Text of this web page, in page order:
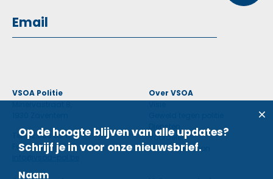
VSOA Politie
Tel: 02 660 59 11
Fax: 02 660 50 97
info@vsoa-pol.be
Over VSOA
Diensten
Voordelen
Contactpersoon
Op de hoogte blijven van alle updates?
Schrijf je in voor onze nieuwsbrief.